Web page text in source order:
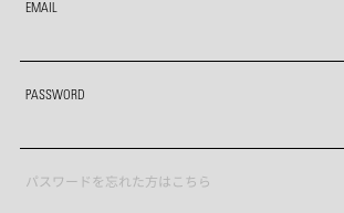
EMAIL
PASSWORD
パスワードを忘れた方はこちら